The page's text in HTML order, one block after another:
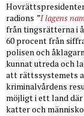
radions ”I lagens
från tingsrätterna i
60 procent från
polisen och
kunnat utreda och
att rättssystemets
kriminalvårdens
möjligt i ett land
katter och